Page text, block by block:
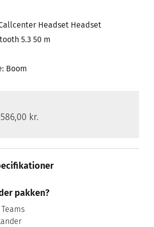
Headset Headset
5.3 50 m
Boom
kr.
pakken?